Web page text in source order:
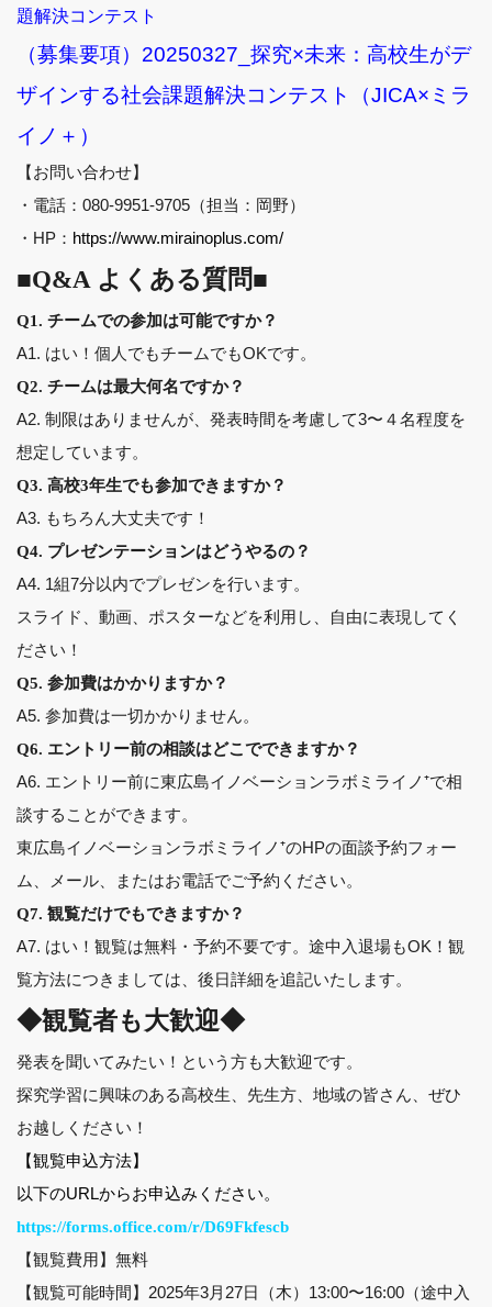
題解決コンテスト
（募集要項）20250327_探究×未来：高校生がデ
ザインする社会課題解決コンテスト（JICA×ミラ
イノ＋）
【お問い合わせ】
・電話：080-9951-9705（担当：岡野）
・HP： https://www.mirainoplus.com/
■Q&A よくある質問■
Q1. チームでの参加は可能ですか？
A1. はい！個人でもチームでもOKです。
Q2. チームは最大何名ですか？
A2. 制限はありませんが、発表時間を考慮して3〜４名程度を
想定しています。
Q3. 高校3年生でも参加できますか？
A3. もちろん大丈夫です！
Q4. プレゼンテーションはどうやるの？
A4. 1組7分以内でプレゼンを行います。
スライド、動画、ポスターなどを利用し、自由に表現してく
ださい！
Q5. 参加費はかかりますか？
A5. 参加費は一切かかりません。
Q6. エントリー前の相談はどこでできますか？
A6. エントリー前に東広島イノベーションラボミライノ⁺で相
談することができます。
東広島イノベーションラボミライノ⁺のHPの面談予約フォー
ム、メール、またはお電話でご予約ください。
Q7. 観覧だけでもできますか？
A7. はい！観覧は無料・予約不要です。途中入退場もOK！観
覧方法につきましては、後日詳細を追記いたします。
◆観覧者も大歓迎◆
発表を聞いてみたい！という方も大歓迎です。
探究学習に興味のある高校生、先生方、地域の皆さん、ぜひ
お越しください！
【観覧申込方法】
以下のURLからお申込みください。
https://forms.office.com/r/D69Fkfescb
【観覧費用】無料
【観覧可能時間】2025年3月27日（木）13:00〜16:00（途中入